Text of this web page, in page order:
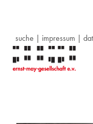
suche | impressum |